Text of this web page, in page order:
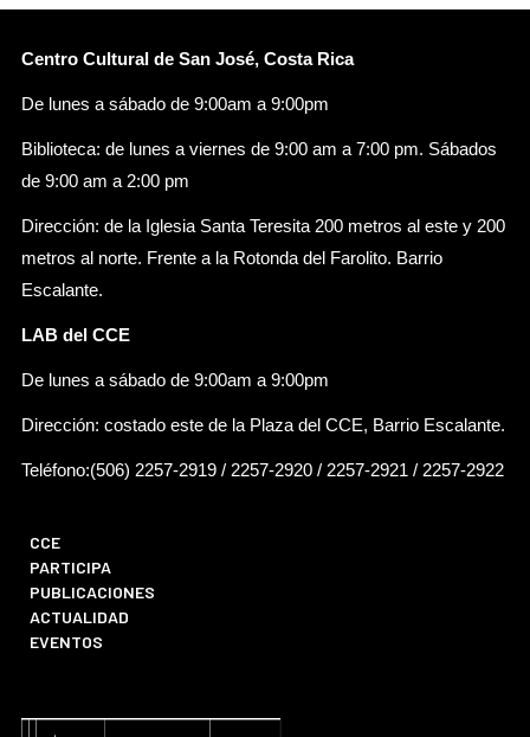
Centro Cultural de San José, Costa Rica
De lunes a sábado de 9:00am a 9:00pm
Biblioteca: de lunes a viernes de 9:00 am a 7:00 pm. Sábados
de 9:00 am a 2:00 pm
Dirección: de la Iglesia Santa Teresita 200 metros al este y 200
metros al norte. Frente a la Rotonda del Farolito. Barrio
Escalante.
LAB del CCE
De lunes a sábado de 9:00am a 9:00pm
Dirección: costado este de la Plaza del CCE, Barrio Escalante.
Teléfono:(506) 2257-2919 / 2257-2920 / 2257-2921 / 2257-2922
CCE
PARTICIPA
PUBLICACIONES
ACTUALIDAD
EVENTOS